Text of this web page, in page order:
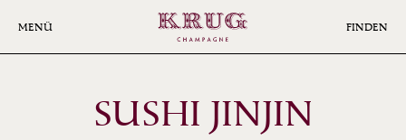
MENÜ FINDEN
SUSHI JINJIN